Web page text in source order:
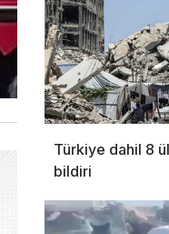
Türkiye dahil 8
bildiri